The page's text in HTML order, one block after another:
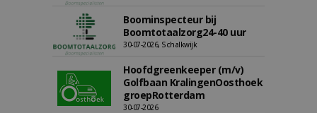
Boominspecteur bij
Boomtotaalzorg24-40 uur
30-07-2026, Schalkwijk
Hoofdgreenkeeper (m/v)
Golfbaan KralingenOosthoek
groepRotterdam
30-07-2026